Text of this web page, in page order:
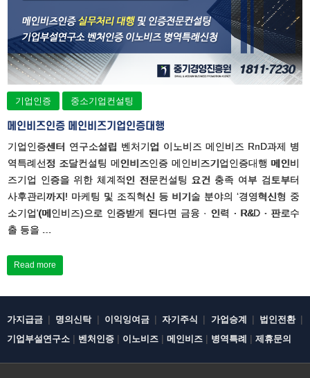
기업인증 중소기업컨설팅
메인비즈인증 메인비즈기업인증대행
기업인증센터 연구소설립 벤처기업 이노비즈 메인비즈 RnD과제 병
역특례선정 조달컨설팅 메인비즈인증 메인비즈기업인증대행 메인비
즈기업 인증을 위한 체계적인 전문컨설팅 요건 충족 여부 검토부터
사후관리까지! 마케팅 및 조직혁신 등 비기술 분야의 ‘경영혁신형 중
소기업'(메인비즈)으로 인증받게 된다면 금융 · 인력 · R&D · 판로수
출 등을 …
Read more
가지급금 | 명의신탁| 이익잉여금|자기주식 | 가업승계 | 법인전환|
기업부설연구소 | 벤처인증 | 이노비즈 | 메인비즈 | 병역특례 | 제휴문의